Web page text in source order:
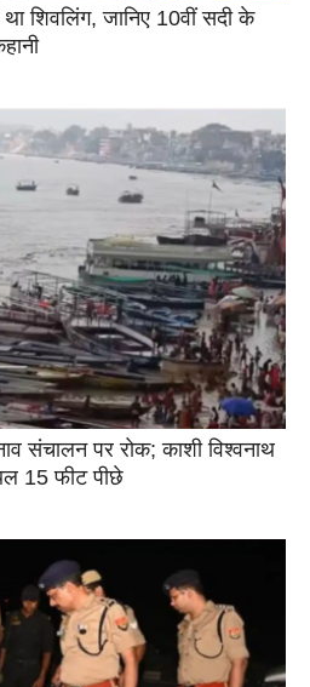
शिवलिंग, जानिए 10वीं सदी के
संचालन पर रोक; काशी विश्वनाथ
15 फीट पीछे